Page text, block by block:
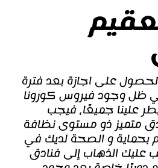
على اجازة بعد فترة
ظل وجود فيروس كورونا
علينا جميعًا، فيجب
متميز ذو مستوى نظافة
بحماية و الصحة لديك في
عليك الذهاب إلى فنادق